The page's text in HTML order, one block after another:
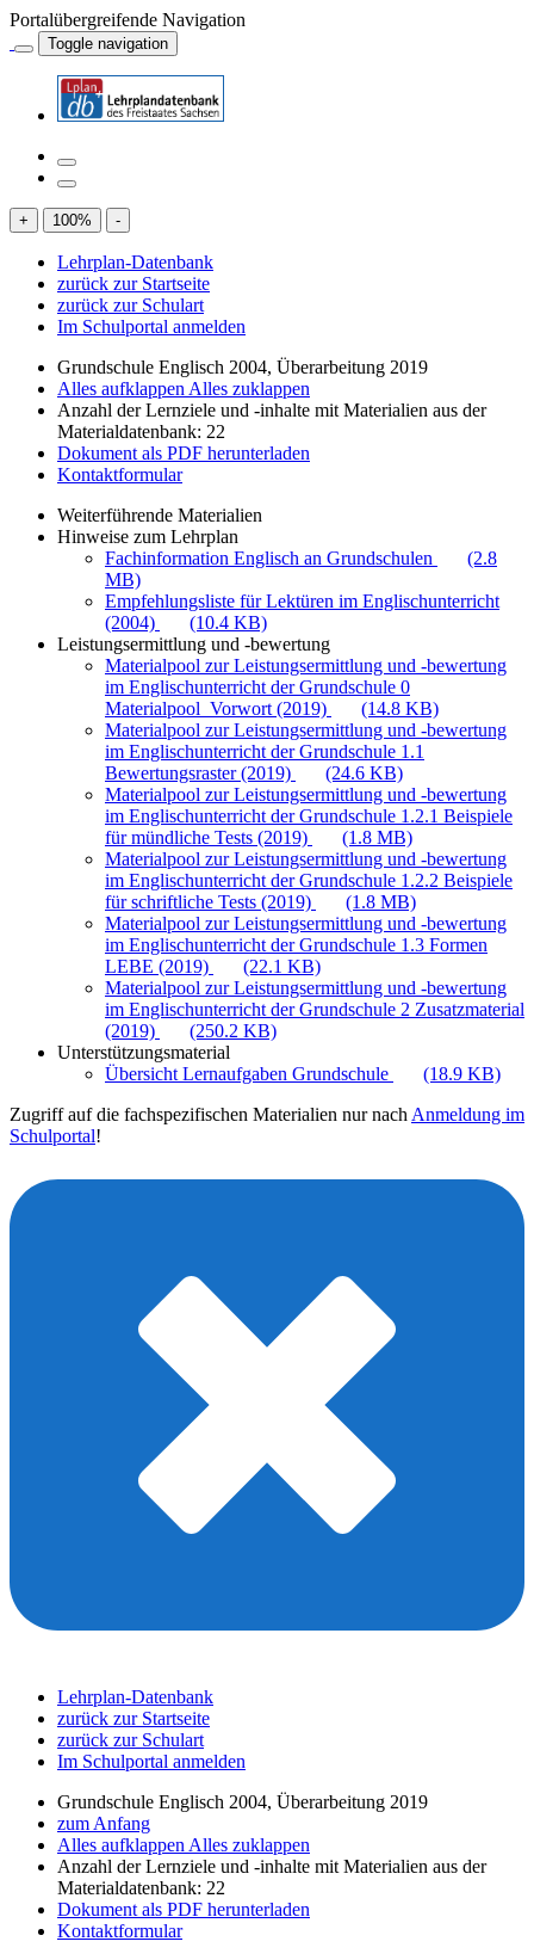
Portalübergreifende Navigation
Toggle navigation
+ 100% -
Lehrplan-Datenbank
zurück zur Startseite
zurück zur Schulart
Im Schulportal anmelden
Grundschule Englisch 2004, Überarbeitung 2019
Alles aufklappen Alles zuklappen
Anzahl der Lernziele und -inhalte mit Materialien aus der
Materialdatenbank: 22
Dokument als PDF herunterladen
Kontaktformular
Weiterführende Materialien
Hinweise zum Lehrplan
Fachinformation Englisch an Grundschulen
(2.8
MB)
Empfehlungsliste für Lektüren im Englischunterricht
(2004)
(10.4 KB)
Leistungsermittlung und -bewertung
Materialpool zur Leistungsermittlung und -bewertung
im Englischunterricht der Grundschule 0
Materialpool_Vorwort (2019)
(14.8 KB)
Materialpool zur Leistungsermittlung und -bewertung
im Englischunterricht der Grundschule 1.1
Bewertungsraster (2019)
(24.6 KB)
Materialpool zur Leistungsermittlung und -bewertung
im Englischunterricht der Grundschule 1.2.1 Beispiele
für mündliche Tests (2019)
(1.8 MB)
Materialpool zur Leistungsermittlung und -bewertung
im Englischunterricht der Grundschule 1.2.2 Beispiele
für schriftliche Tests (2019)
(1.8 MB)
Materialpool zur Leistungsermittlung und -bewertung
im Englischunterricht der Grundschule 1.3 Formen
LEBE (2019)
(22.1 KB)
Materialpool zur Leistungsermittlung und -bewertung
im Englischunterricht der Grundschule 2 Zusatzmaterial
(2019)
(250.2 KB)
Unterstützungsmaterial
Übersicht Lernaufgaben Grundschule
(18.9 KB)
Zugriff auf die fachspezifischen Materialien nur nach Anmeldung im
Schulportal!
Lehrplan-Datenbank
zurück zur Startseite
zurück zur Schulart
Im Schulportal anmelden
Grundschule Englisch 2004, Überarbeitung 2019
zum Anfang
Alles aufklappen Alles zuklappen
Anzahl der Lernziele und -inhalte mit Materialien aus der
Materialdatenbank: 22
Dokument als PDF herunterladen
Kontaktformular